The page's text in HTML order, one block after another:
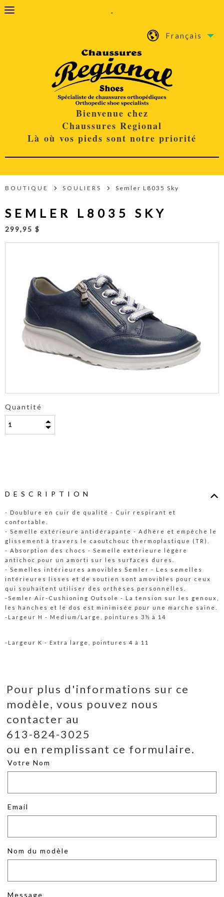
.
Français
Bienvenue chez
Chaussures Regional
Là où vos pieds sont notre priorité
BOUTIQUE SOULIERS Semler L8035 Sky
SEMLER L8035 SKY
299,95 $
Quantité
DESCRIPTION
- Doublure en cuir de qualité - Cuir respirant et
confortable.
- Semelle extérieure antidérapante - Adhère et empêche le
glissement à travers le caoutchouc thermoplastique (TR).
- Absorption des chocs - Semelle extérieure légère
antichoc pour un amorti sur les surfaces dures.
- Semelles intérieures amovibles Semler - Les semelles
intérieures lisses et de soutien sont amovibles pour ceux
qui souhaitent utiliser des orthèses personnelles.
-Semler Air-Cushioning Outsole - La tension sur les genoux,
les hanches et le dos est minimisée pour une marche saine.
-Largeur H - Medium/Large, pointures 3½ à 14
-Largeur K - Extra large, pointures 4 à 11
Pour plus d'informations sur ce
modèle, vous pouvez nous
contacter au
613-824-3025
ou en remplissant ce formulaire.
Votre Nom
Email
Nom du modèle
Message